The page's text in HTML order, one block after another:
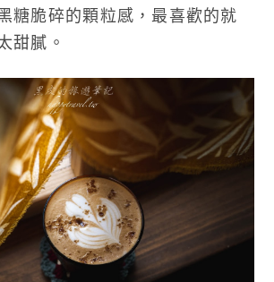
糖脆碎的顆粒感，最喜歡的就
甜膩。